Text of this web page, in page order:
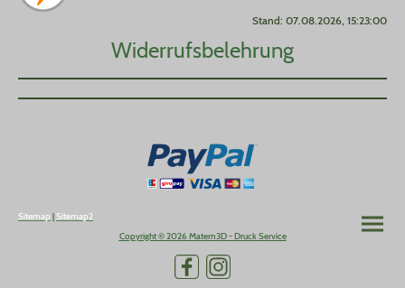
Stand: 07.08.2026, 15:23:00
Widerrufsbelehrung
Sitemap | Sitemap2
Copyright © 2026 Matern3D - Druck Service